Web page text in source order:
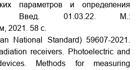
параметров и определения
Введ. 01.03.22. М.:
2021. 58 с.
National Standard) 59607-2021.
receivers. Photoelectric and
Methods for measuring